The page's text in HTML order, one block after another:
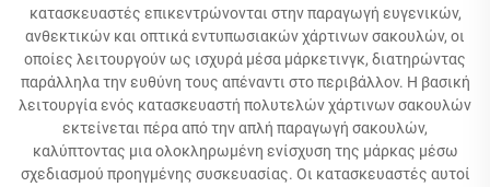
κατασκευαστές επικεντρώνονται στην παραγωγή ευγενικών,
ανθεκτικών και οπτικά εντυπωσιακών χάρτινων σακουλών, οι
οποίες λειτουργούν ως ισχυρά μέσα μάρκετινγκ, διατηρώντας
παράλληλα την ευθύνη τους απέναντι στο περιβάλλον. Η βασική
λειτουργία ενός κατασκευαστή πολυτελών χάρτινων σακουλών
εκτείνεται πέρα από την απλή παραγωγή σακουλών,
καλύπτοντας μια ολοκληρωμένη ενίσχυση της μάρκας μέσω
σχεδιασμού προηγμένης συσκευασίας. Οι κατασκευαστές αυτοί